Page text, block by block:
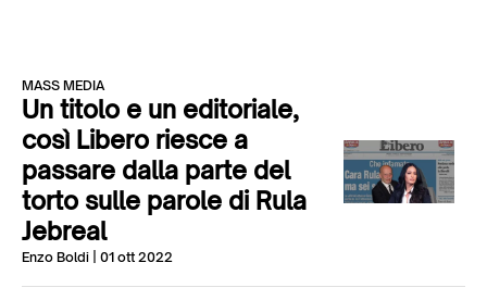
Chi siamo
Contatti
MASS MEDIA
Un titolo e un editoriale,
così Libero riesce a
passare dalla parte del
torto sulle parole di Rula
Jebreal
Enzo Boldi | 01 ott 2022